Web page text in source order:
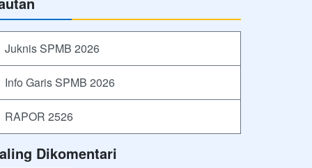
Juknis SPMB 2026
Info Garis SPMB 2026
RAPOR 2526
Dikomentari